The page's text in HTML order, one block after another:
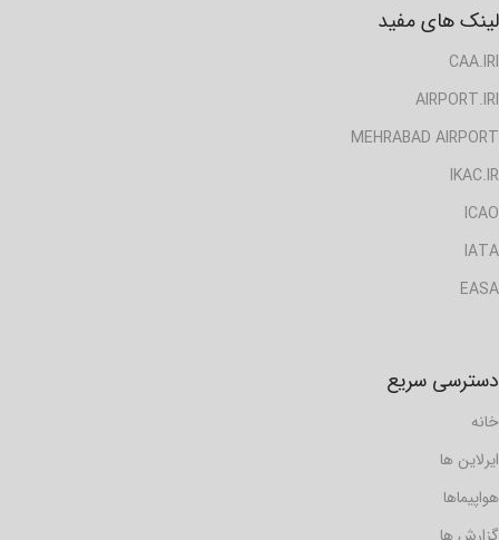
لینک های مفید
CAA.IRI
AIRPORT.IRI
MEHRABAD AIRPORT
IKAC.IR
ICAO
IATA
EASA
دسترسی سریع
خانه
ایرلاین ها
هواپیماها
گزارش ها